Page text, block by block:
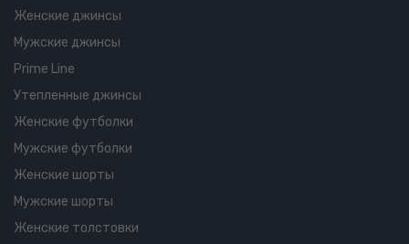
Женские джинсы
Мужские джинсы
Prime Line
Утепленные джинсы
Женские футболки
Мужские футболки
Женские шорты
Мужские шорты
Женские толстовки